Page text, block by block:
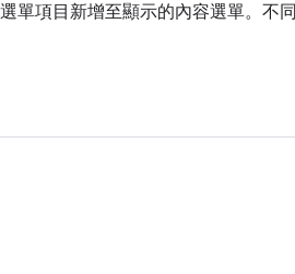
單項目新增至顯示的內容選單。不同